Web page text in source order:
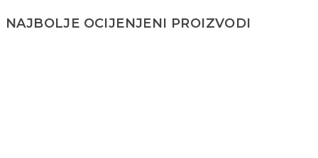
NAJBOLJE OCIJENJENI PROIZVODI